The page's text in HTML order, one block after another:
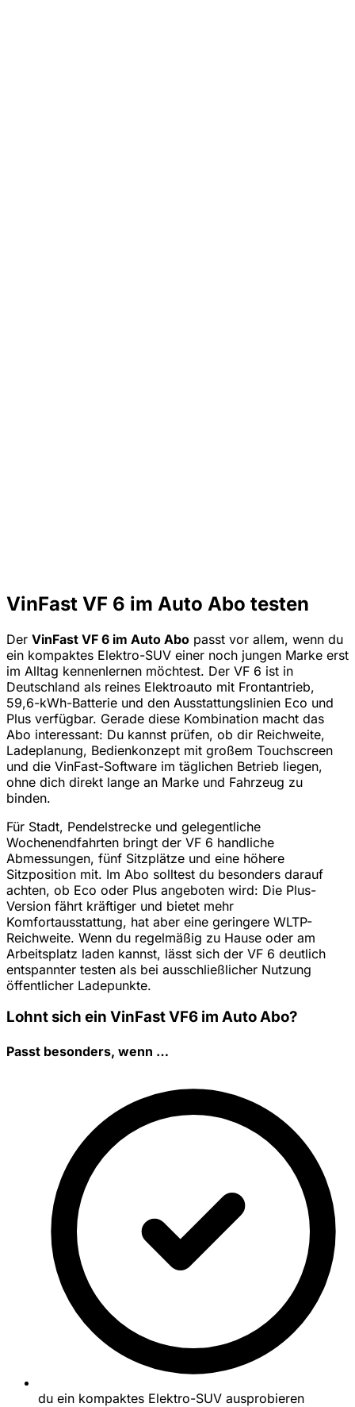
VinFast VF 6 im Auto Abo testen
Der VinFast VF 6 im Auto Abo passt vor allem, wenn du
ein kompaktes Elektro-SUV einer noch jungen Marke erst
im Alltag kennenlernen möchtest. Der VF 6 ist in
Deutschland als reines Elektroauto mit Frontantrieb,
59,6-kWh-Batterie und den Ausstattungslinien Eco und
Plus verfügbar. Gerade diese Kombination macht das
Abo interessant: Du kannst prüfen, ob dir Reichweite,
Ladeplanung, Bedienkonzept mit großem Touchscreen
und die VinFast-Software im täglichen Betrieb liegen,
ohne dich direkt lange an Marke und Fahrzeug zu
binden.
Für Stadt, Pendelstrecke und gelegentliche
Wochenendfahrten bringt der VF 6 handliche
Abmessungen, fünf Sitzplätze und eine höhere
Sitzposition mit. Im Abo solltest du besonders darauf
achten, ob Eco oder Plus angeboten wird: Die Plus-
Version fährt kräftiger und bietet mehr
Komfortausstattung, hat aber eine geringere WLTP-
Reichweite. Wenn du regelmäßig zu Hause oder am
Arbeitsplatz laden kannst, lässt sich der VF 6 deutlich
entspannter testen als bei ausschließlicher Nutzung
öffentlicher Ladepunkte.
Lohnt sich ein VinFast VF6 im Auto Abo?
Passt besonders, wenn …
du ein kompaktes Elektro-SUV ausprobieren